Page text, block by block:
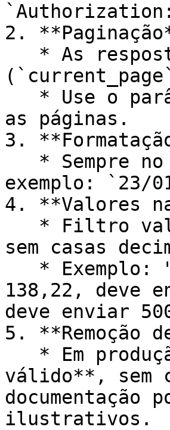
`Authorization:
2.
as páginas.
3.
exemplo: `23/
4. **Valores
sem casas
138,22, deve
deve enviar
5. **Remoção
válido**, sem
documentação
ilustrativos.